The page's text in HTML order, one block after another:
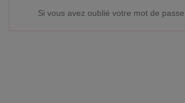
Si vous avez oublié votre mot de passe,